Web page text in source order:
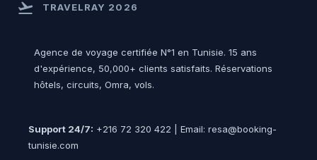
flight_takeoff TRAVELRAY 2026
Agence de voyage certifiée N°1 en Tunisie. 15 ans
d'expérience, 50,000+ clients satisfaits. Réservations
hôtels, circuits, Omra, vols.
Support 24/7: +216 72 320 422 | Email: resa@booking-
tunisie.com